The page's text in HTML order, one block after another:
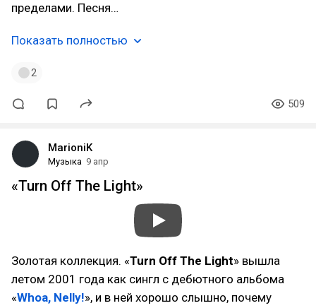
пределами. Песня…
Показать полностью
2
509
MarioniK
Музыка 9 апр
«Turn Off The Light»
Золотая коллекция. «Turn Off The Light» вышла
летом 2001 года как сингл с дебютного альбома
«Whoa, Nelly!», и в ней хорошо слышно, почему